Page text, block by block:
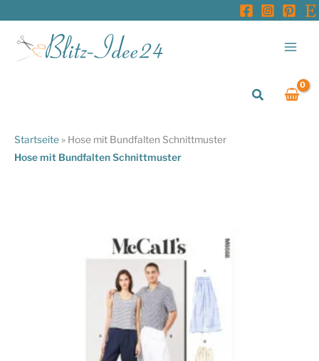
springen
Suchen
Startseite » Hose mit Bundfalten Schnittmuster
Hose mit Bundfalten Schnittmuster